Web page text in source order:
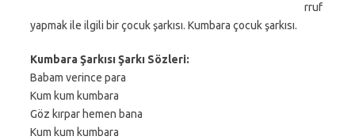
rruf
yapmak ile ilgili bir çocuk şarkısı. Kumbara çocuk şarkısı.
Kumbara Şarkısı Şarkı Sözleri:
Babam verince para
Kum kum kumbara
Göz kırpar hemen bana
Kum kum kumbara